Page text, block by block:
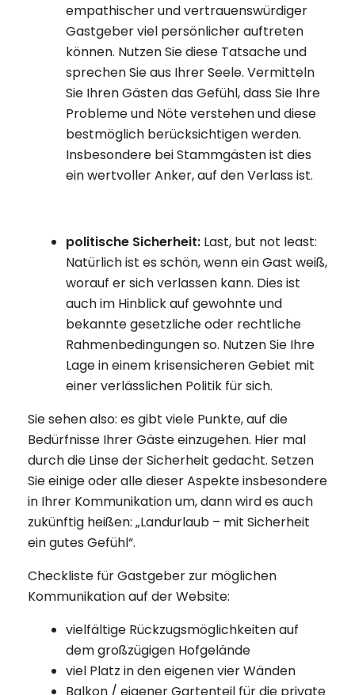
empathischer und vertrauenswürdiger
Gastgeber viel persönlicher auftreten
können. Nutzen Sie diese Tatsache und
sprechen Sie aus Ihrer Seele. Vermitteln
Sie Ihren Gästen das Gefühl, dass Sie Ihre
Probleme und Nöte verstehen und diese
bestmöglich berücksichtigen werden.
Insbesondere bei Stammgästen ist dies
ein wertvoller Anker, auf den Verlass ist.
politische Sicherheit: Last, but not least:
Natürlich ist es schön, wenn ein Gast weiß,
worauf er sich verlassen kann. Dies ist
auch im Hinblick auf gewohnte und
bekannte gesetzliche oder rechtliche
Rahmenbedingungen so. Nutzen Sie Ihre
Lage in einem krisensicheren Gebiet mit
einer verlässlichen Politik für sich.
Sie sehen also: es gibt viele Punkte, auf die
Bedürfnisse Ihrer Gäste einzugehen. Hier mal
durch die Linse der Sicherheit gedacht. Setzen
Sie einige oder alle dieser Aspekte insbesondere
in Ihrer Kommunikation um, dann wird es auch
zukünftig heißen: „Landurlaub – mit Sicherheit
ein gutes Gefühl“.
Checkliste für Gastgeber zur möglichen
Kommunikation auf der Website:
vielfältige Rückzugsmöglichkeiten auf
dem großzügigen Hofgelände
viel Platz in den eigenen vier Wänden
Balkon / eigener Gartenteil für die private